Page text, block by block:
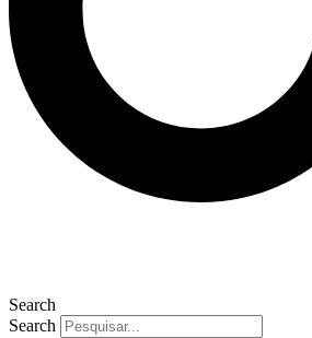
Search
Search